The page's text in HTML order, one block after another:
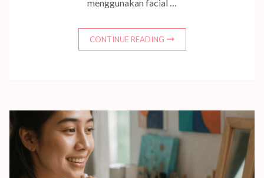
menggunakan facial …
CONTINUE READING